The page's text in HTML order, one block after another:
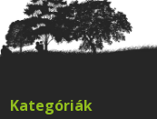
Kategóriák